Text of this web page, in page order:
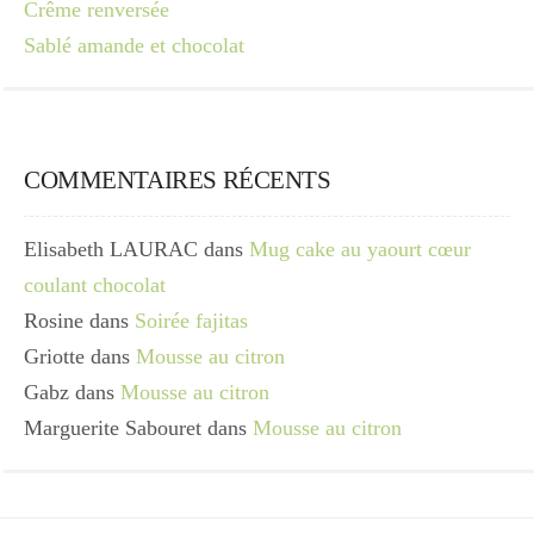
Crême renversée
Sablé amande et chocolat
COMMENTAIRES RÉCENTS
Elisabeth LAURAC dans Mug cake au yaourt cœur
coulant chocolat
Rosine dans Soirée fajitas
Griotte dans Mousse au citron
Gabz dans Mousse au citron
Marguerite Sabouret dans Mousse au citron